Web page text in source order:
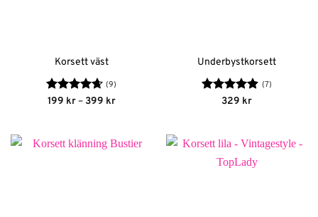
Korsett väst
Betygsatt
(9)
199 kr – 399 krPrisintervall:
Underbystkorsett
Betygsatt
(7)
329 kr